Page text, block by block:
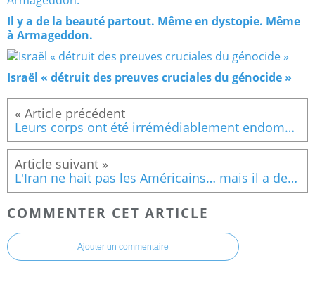
Il y a de la beauté partout. Même en dystopie. Même
à Armageddon.
Israël « détruit des preuves cruciales du génocide »
Leurs corps ont été irrémédiablement endommagés ; aujourd'hui, ces anciens adolescents transgenres se battent pour obtenir justice.
L'Iran ne hait pas les Américains… mais il a des raisons légitimes de le faire.
COMMENTER CET ARTICLE
Ajouter un commentaire